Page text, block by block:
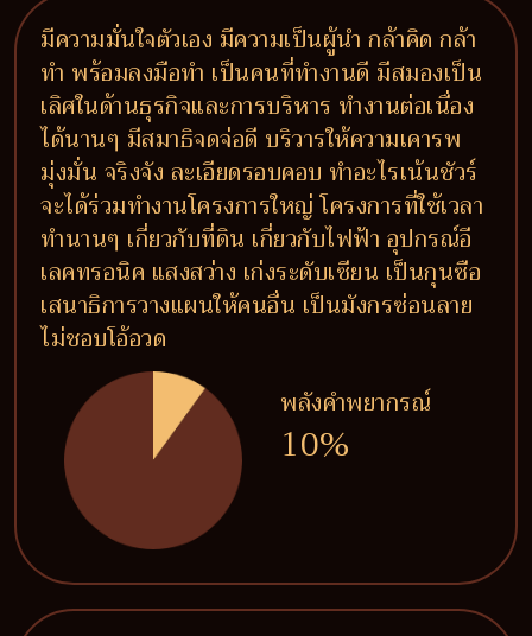
มีความมั่นใจตัวเอง มีความเป็นผู้นำ กล้าคิด กล้า
ทำ พร้อมลงมือทำ เป็นคนที่ทำงานดี มีสมองเป็น
เลิศในด้านธุรกิจและการบริหาร ทำงานต่อเนื่อง
ได้นานๆ มีสมาธิจดจ่อดี บริวารให้ความเคารพ
มุ่งมั่น จริงจัง ละเอียดรอบคอบ ทำอะไรเน้นชัวร์
จะได้ร่วมทำงานโครงการใหญ่ โครงการที่ใช้เวลา
ทำนานๆ เกี่ยวกับที่ดิน เกี่ยวกับไฟฟ้า อุปกรณ์อี
เลคทรอนิค แสงสว่าง เก่งระดับเซียน เป็นกุนซือ
เสนาธิการวางแผนให้คนอื่น เป็นมังกรซ่อนลาย
ไม่ชอบโอ้อวด
พลังคำพยากรณ์
10%